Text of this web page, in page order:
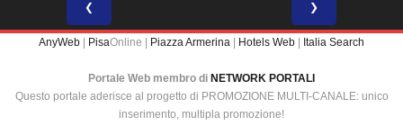
❮ ❯
AnyWeb PisaOnline | Piazza Armerina Hotels Web Italia Search
Portale Web membro di NETWORK PORTALI
Questo portale aderisce al progetto di PROMOZIONE MULTI-CANALE: unico
inserimento, multipla promozione!